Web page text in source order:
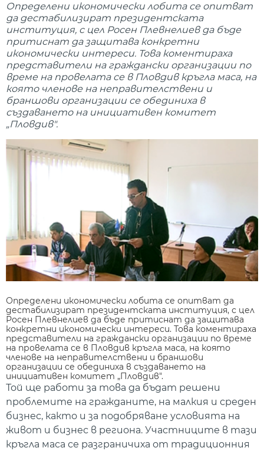
Определени икономически лобита се опитват
да дестабилизират президентската
институция, с цел Росен Плевнелиев да бъде
притиснат да защитава конкретни
икономически интереси. Това коментираха
представители на граждански организации по
време на провелата се в Пловдив кръгла маса, на
която членове на неправителствени и
браншови организации се обединиха в
създаването на инициативен комитет
„Пловдив".
Определени икономически лобита се опитват да
дестабилизират президентската институция, с цел
Росен Плевнелиев да бъде притиснат да защитава
конкретни икономически интереси. Това коментираха
представители на граждански организации по време
на провелата се в Пловдив кръгла маса, на която
членове на неправителствени и браншови
организации се обединиха в създаването на
инициативен комитет „Пловдив".
Той ще работи за това да бъдат решени
проблемите на гражданите, на малкия и среден
бизнес, както и за подобряване условията на
живот и бизнес в региона. Участниците в тази
кръгла маса се разграничиха от традиционния